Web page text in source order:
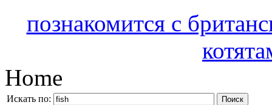
познакомится с
Home
Искать по: Поиск